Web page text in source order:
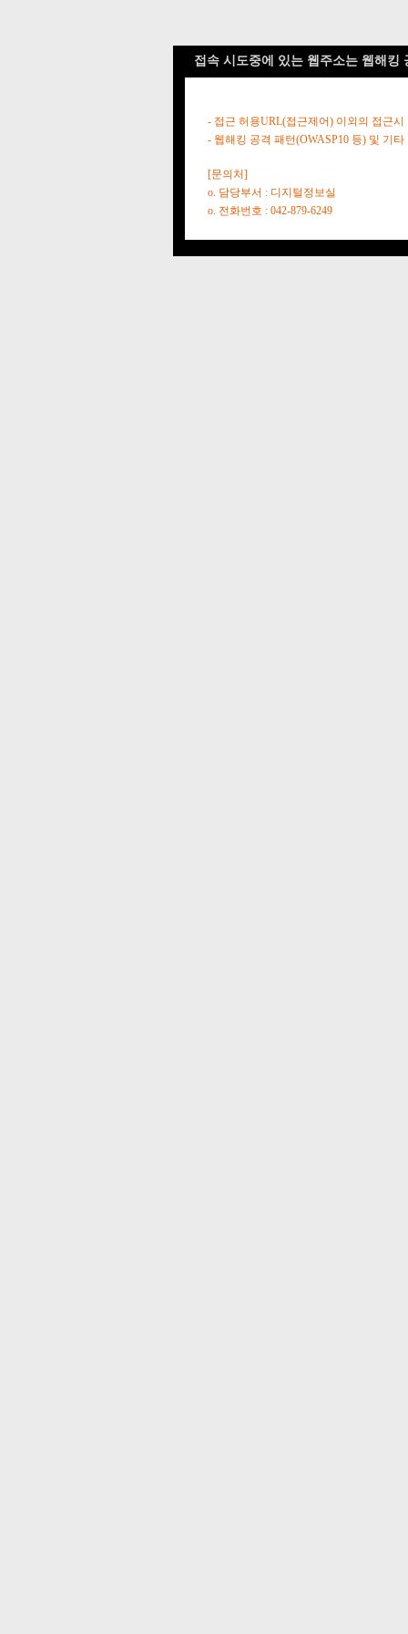
접속 시도중에 있는 웹주소는 웹해킹
- 접근 허용URL(접근제어) 이외의 접근시
- 웹해킹 공격 패턴(OWASP10 등) 및 기
[문의처]
o. 담당부서 : 디지털정보실
o. 전화번호 : 042-879-6249